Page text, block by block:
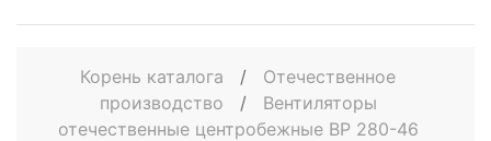
Корень каталога /
Отечественное
производство
/
Вентиляторы
отечественные центробежные ВР 280-46